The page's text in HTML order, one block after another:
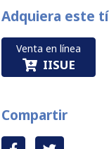
Adquiera este
Venta en línea
IISUE
Compartir